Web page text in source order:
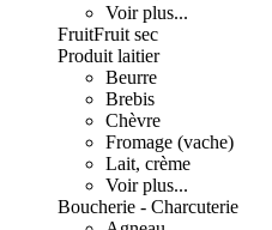
Voir plus...
FruitFruit sec
Produit laitier
Beurre
Brebis
Chèvre
Fromage (vache)
Lait, crème
Voir plus...
Boucherie - Charcuterie